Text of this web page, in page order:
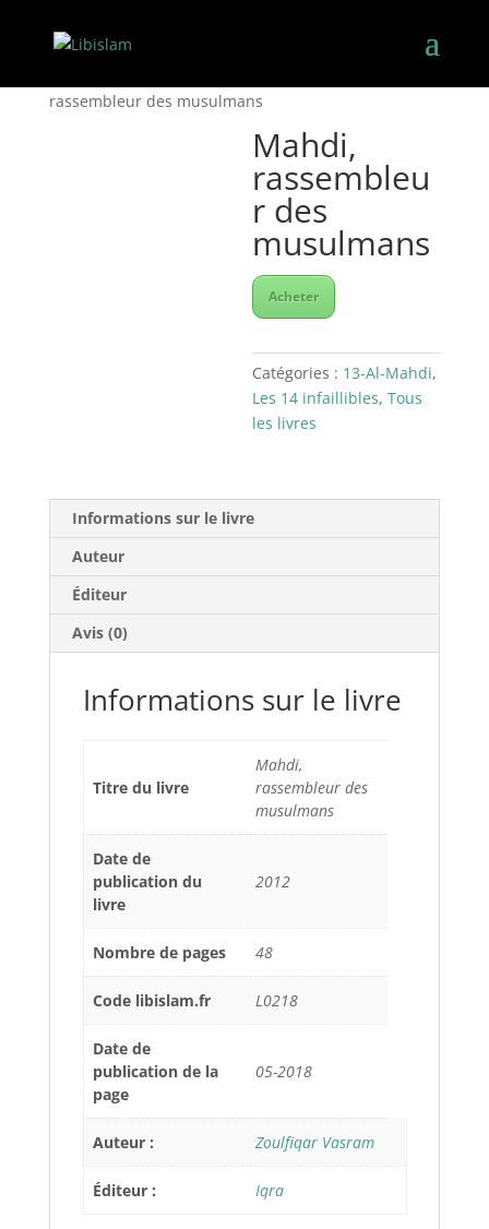
rassembleur des musulmans
Mahdi,
rassembleu
r des
musulmans
Acheter
Catégories : 13-Al-Mahdi,
Les 14 infaillibles,Tous
les livres
Informations sur le livre
Auteur
Éditeur
Avis (0)
Informations sur le livre
Titre du livre
Mahdi,
rassembleur des
musulmans
Date de
publication du
livre
2012
Nombre de pages 48
Code libislam.fr L0218
Date de
publication de la
page
05-2018
Auteur : Zoulfiqar Vasram
Éditeur : Iqra